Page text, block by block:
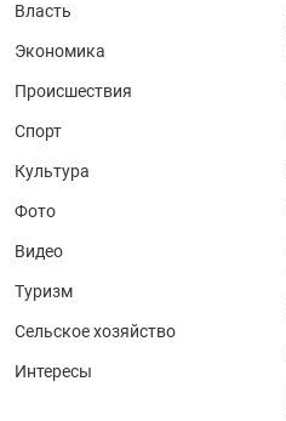
Власть
Экономика
Происшествия
Спорт
Культура
Фото
Видео
Туризм
Сельское хозяйство
Интересы